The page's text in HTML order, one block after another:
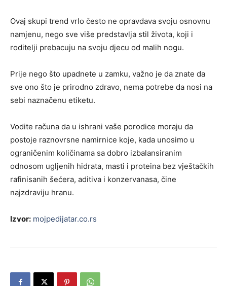
Ovaj skupi trend vrlo često ne opravdava svoju osnovnu
namjenu, nego sve više predstavlja stil života, koji i
roditelji prebacuju na svoju djecu od malih nogu.
Prije nego što upadnete u zamku, važno je da znate da
sve ono što je prirodno zdravo, nema potrebe da nosi na
sebi naznačenu etiketu.
Vodite računa da u ishrani vaše porodice moraju da
postoje raznovrsne namirnice koje, kada unosimo u
ograničenim količinama sa dobro izbalansiranim
odnosom ugljenih hidrata, masti i proteina bez vještačkih
rafinisanih šećera, aditiva i konzervanasa, čine
najzdraviju hranu.
Izvor: mojpedijatar.co.rs